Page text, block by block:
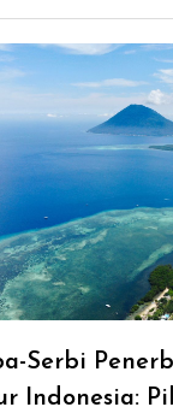
Serbi
Indonesia: